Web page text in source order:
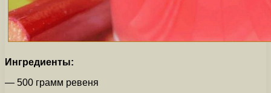
Ингредиенты:
— 500 грамм ревеня